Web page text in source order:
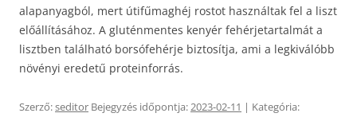
alapanyagból, mert útifűmaghéj rostot használtak fel a liszt
előállításához. A gluténmentes kenyér fehérjetartalmát a
lisztben található borsófehérje biztosítja, ami a legkiválóbb
növényi eredetű proteinforrás.
Szerző:seditor Bejegyzés időpontja:2023-02-11 | Kategória: